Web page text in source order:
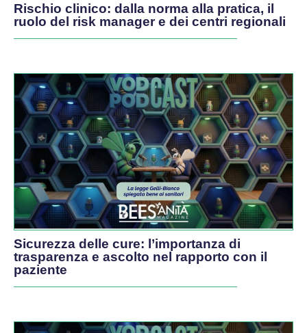
Rischio clinico: dalla norma alla pratica, il
ruolo del risk manager e dei centri regionali
Sicurezza delle cure: l’importanza di
trasparenza e ascolto nel rapporto con il
paziente